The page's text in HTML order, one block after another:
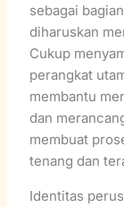
sebagai
diharuskan
Cukup
perangkat
membantu
dan
membuat
tenang dan
Identitas